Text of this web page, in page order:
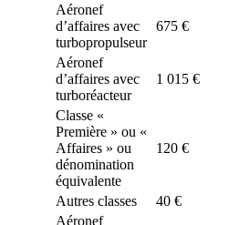
Aéronef
d’affaires avec
turbopropulseur
675 €
Aéronef
d’affaires avec
turboréacteur
1 015 €
Classe «
Première » ou «
Affaires » ou
dénomination
équivalente
120 €
Autres classes
40 €
Aéronef